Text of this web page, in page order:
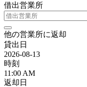
借出営業所
他の営業所に返却
貸出日
2026-08-13
時刻
11:00 AM
返却日